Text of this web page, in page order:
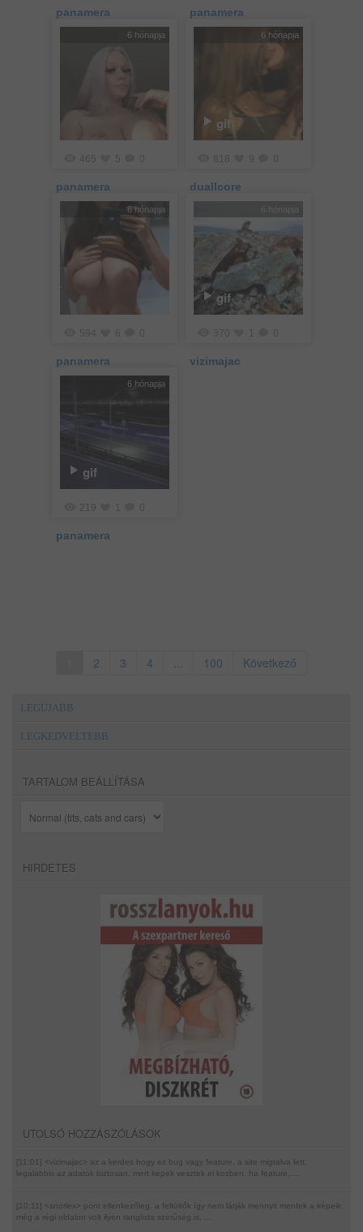
panamera panamera
6 hónapja
465 5
panamera
gif
6 hónapja
9
duallcore
6 hónapja
594 6
panamera
gif
6 hónapja
370
vizimajac
gif
6 hónapja
219
panamera
2 3 4 ... 100 Következő
LEGÚJABB
LEGKEDVELTEBB
TARTALOM BEÁLLÍTÁSA
HIRDETES
UTOLSÓ HOZZÁSZÓLÁSOK
[11:01] <vizimajac> az a kerdes hogy ez bug vagy feature. a site migralva lett,
legalabbis az adatok biztosan, mert kepek vesztek el kozben. ha feature, ...
[10:11] <snorlex> pont ellenkezőleg. a feltöltők így nem látják mennyit mentek a képeik.
még a régi oldalon volt ilyen ranglista szerűség is, ...